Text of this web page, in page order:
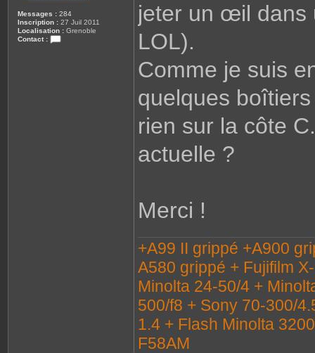
Messages : 284
Inscription : 27 Juil 2011
Localisation : Grenoble
Contact :
jeter un œil dans
LOL).
Comme je suis
quelques
rien sur la côte
actuelle ?
Merci !
+A99 II grippé +A900
A580 grippé + Fujifilm
Minolta 24-50/4 +
500/f8 + Sony 70-300/
1.4 + Flash Minolta
F58AM